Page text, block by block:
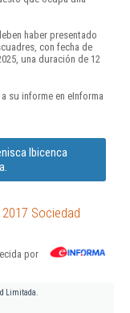
haber presentado
con fecha de
una duración de 12
su informe en eInforma
Ibicenca
Sociedad
por
Limitada.